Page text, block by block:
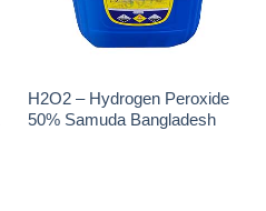
H2O2 – Hydrogen Peroxide
50% Samuda Bangladesh